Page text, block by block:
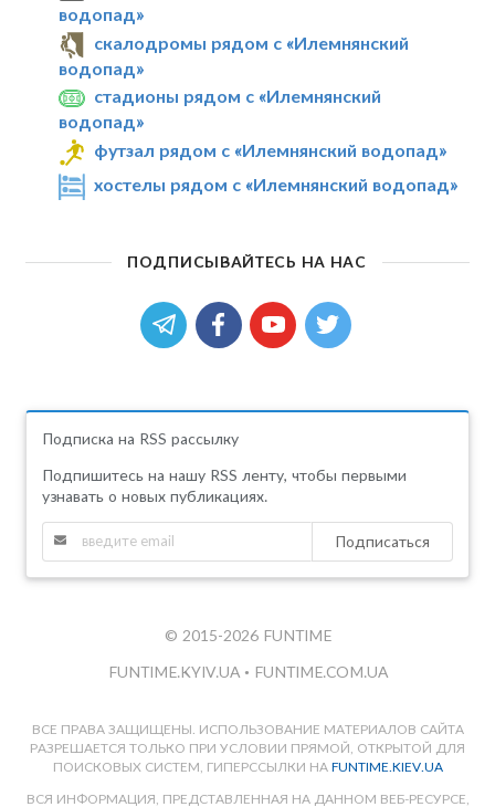
водопад»
скалодромы рядом с «Илемнянский
водопад»
стадионы рядом с «Илемнянский
водопад»
футзал рядом с «Илемнянский водопад»
хостелы рядом с «Илемнянский водопад»
ПОДПИСЫВАЙТЕСЬ НА НАС
Подписка на RSS рассылку
Подпишитесь на нашу RSS ленту, чтобы первыми
узнавать о новых публикациях.
Подписаться
© 2015-2026 FUNTIME
FUNTIME.KYIV.UA • FUNTIME.COM.UA
ВСЕ ПРАВА ЗАЩИЩЕНЫ. ИСПОЛЬЗОВАНИЕ МАТЕРИАЛОВ САЙТА
РАЗРЕШАЕТСЯ ТОЛЬКО ПРИ УСЛОВИИ ПРЯМОЙ, ОТКРЫТОЙ ДЛЯ
ПОИСКОВЫХ СИСТЕМ, ГИПЕРССЫЛКИ НА FUNTIME.KIEV.UA
ВСЯ ИНФОРМАЦИЯ, ПРЕДСТАВЛЕННАЯ НА ДАННОМ ВЕБ-РЕСУРСЕ,